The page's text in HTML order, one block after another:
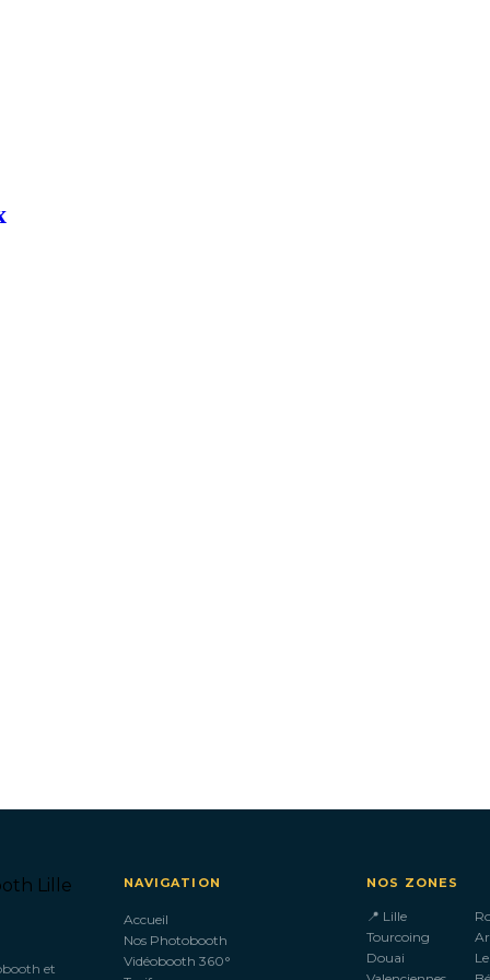
et
NAVIGATION
Accueil
Nos Photobooth
Vidéobooth 360°
NOS ZONES
📍 Lille
Tourcoing
Douai